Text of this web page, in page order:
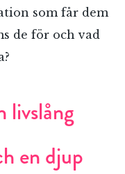
som får dem
de för och vad
livslång
en djup